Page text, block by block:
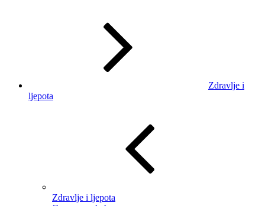
Zdravlje i
ljepota
Zdravlje i ljepota